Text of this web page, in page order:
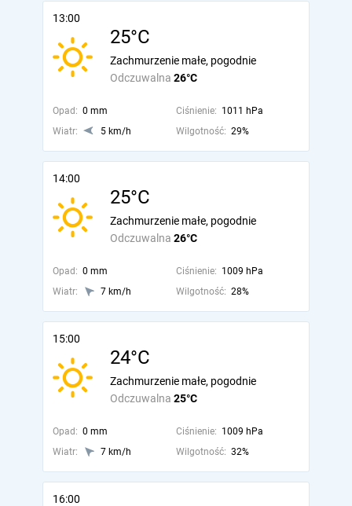
13:00
25°C
Odczuwalna 26°C
Zachmurzenie małe, pogodnie
Opad: 0 mm Ciśnienie: 1011 hPa
Wiatr:
5 km/h Wilgotność: 29%
14:00
25°C
Odczuwalna 26°C
Zachmurzenie małe, pogodnie
Opad: 0 mm Ciśnienie: 1009 hPa
Wiatr:
7 km/h Wilgotność: 28%
15:00
24°C
Odczuwalna 25°C
Zachmurzenie małe, pogodnie
Opad: 0 mm Ciśnienie: 1009 hPa
Wiatr:
7 km/h Wilgotność: 32%
16:00